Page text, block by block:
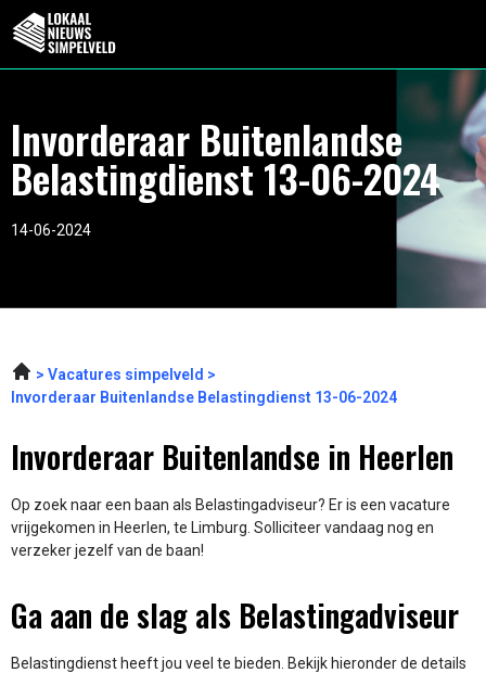
Invorderaar Buitenlandse
Belastingdienst 13-06-2024
14-06-2024
Vacatures simpelveld
Invorderaar Buitenlandse Belastingdienst 13-06-2024
Invorderaar Buitenlandse in Heerlen
Op zoek naar een baan als Belastingadviseur? Er is een vacature
vrijgekomen in Heerlen, te Limburg. Solliciteer vandaag nog en
verzeker jezelf van de baan!
Ga aan de slag als Belastingadviseur
Belastingdienst heeft jou veel te bieden. Bekijk hieronder de details